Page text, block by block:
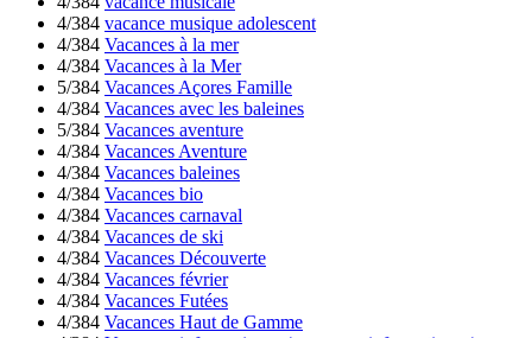
4/384 vacance musique adolescent
4/384 Vacances à la mer
4/384 Vacances à la Mer
5/384 Vacances Açores Famille
4/384 Vacances avec les baleines
5/384 Vacances aventure
4/384 Vacances Aventure
4/384 Vacances baleines
4/384 Vacances bio
4/384 Vacances carnaval
4/384 Vacances de ski
4/384 Vacances Découverte
4/384 Vacances février
4/384 Vacances Futées
4/384 Vacances Haut de Gamme